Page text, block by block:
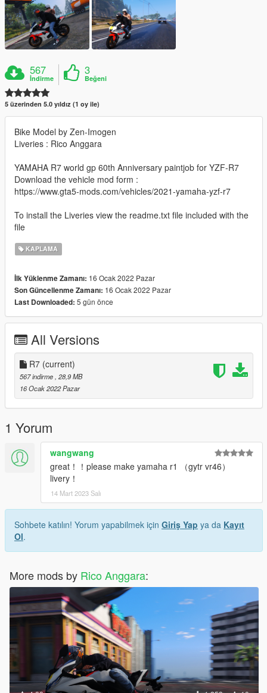
567
İndirme
3
Beğeni
5 üzerinden 5.0 yıldız (1 oy ile)
Bike Model by Zen-Imogen
Liveries : Rico Anggara
YAMAHA R7 world gp 60th Anniversary paintjob for YZF-R7
Download the vehicle mod form :
https://www.gta5-mods.com/vehicles/2021-yamaha-yzf-r7
To install the Liveries view the readme.txt file included with the
file
KAPLAMA
İlk Yüklenme Zamanı: 16 Ocak 2022 Pazar
Son Güncellenme Zamanı: 16 Ocak 2022 Pazar
Last Downloaded: 5 gün önce
All Versions
R7 (current)
567 indirme, 28,9 MB
16 Ocak 2022 Pazar
1 Yorum
wangwang
great！！please make yamaha r1 （gytr vr46）
livery！
14 Mart 2023 Salı
Sohbete katılın! Yorum yapabilmek için Giriş Yap ya da Kayıt
Ol.
More mods by Rico Anggara: